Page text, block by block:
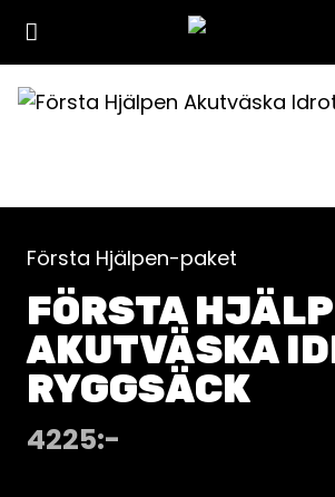
Första Hjälpen-paket
FÖRSTA
AKUTVÄSKA
RYGGSÄCK
4225:-